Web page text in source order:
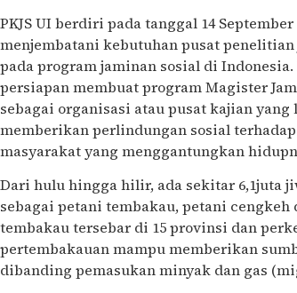
PKJS UI berdiri pada tanggal 14
menjembatani kebutuhan pusat
pada program jaminan sosial di
persiapan membuat program Magister
sebagai organisasi atau pusat kajian
memberikan perlindungan sosial
masyarakat yang menggantungkan
Dari hulu hingga hilir, ada sekitar 6,1juta
sebagai petani tembakau, petani
tembakau tersebar di 15 provinsi dan
pertembakauan mampu memberikan
dibanding pemasukan minyak dan gas